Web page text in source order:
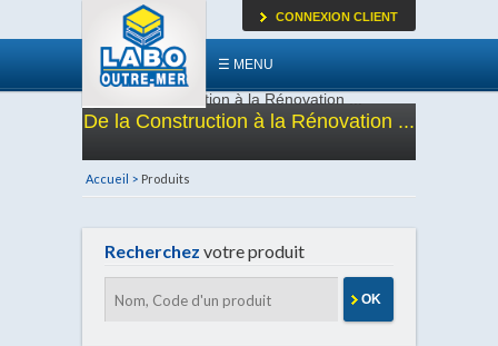
☰ MENU
CONNEXION CLIENT
De la Construction à la Rénovation ...
Accueil > Produits
Recherchez votre produit
OK